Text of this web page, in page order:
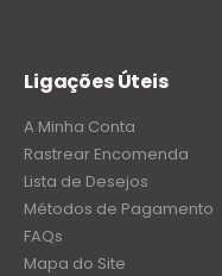
Ligações Úteis
A Minha Conta
Rastrear Encomenda
Lista de Desejos
Métodos de Pagamento
FAQs
Mapa do Site